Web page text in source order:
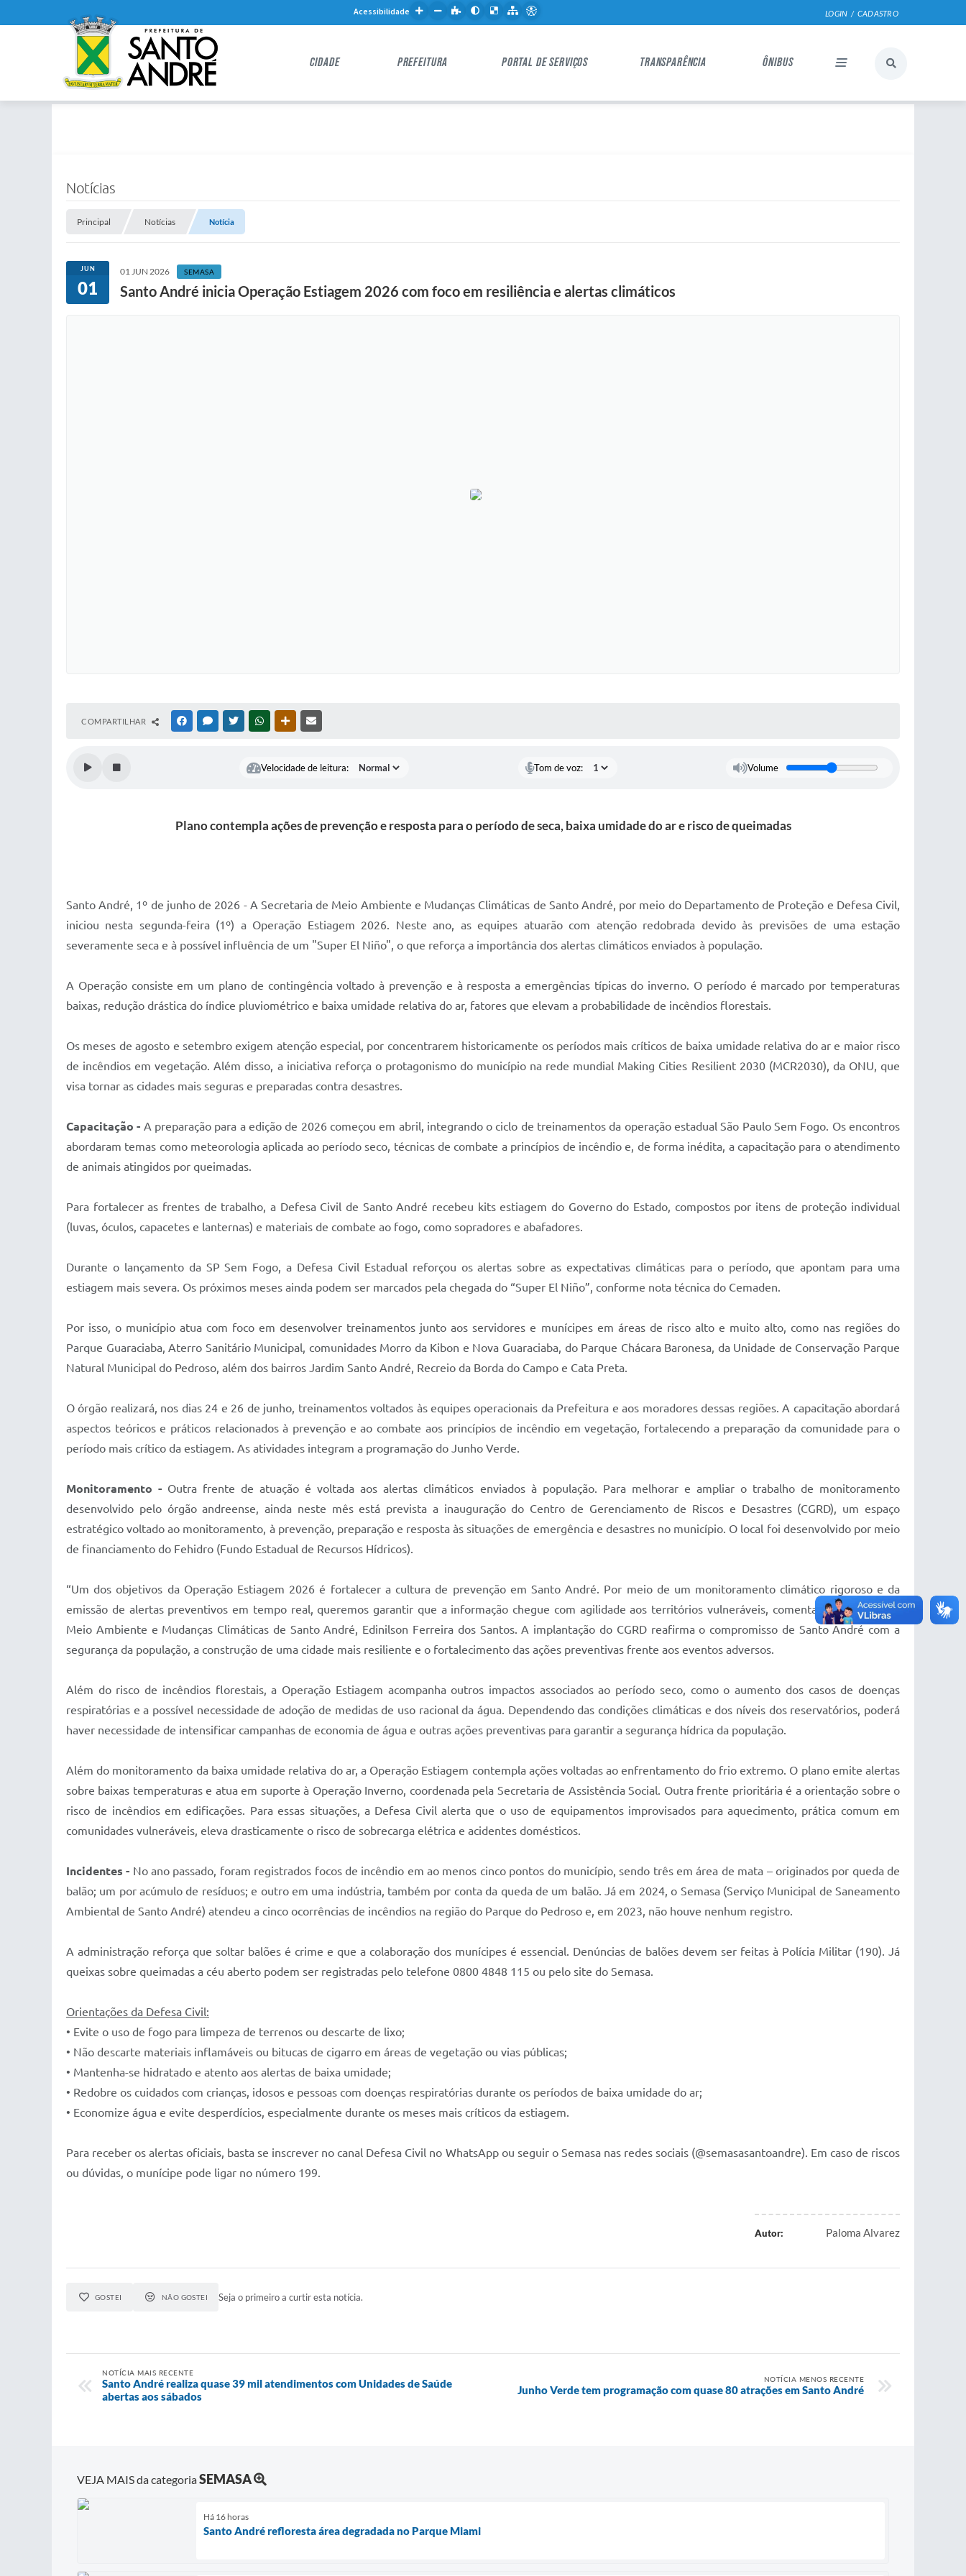
LOGIN / CADASTRO
Acessibilidade
CIDADE PREFEITURA PORTAL DE SERVIÇOS TRANSPARÊNCIA ÔNIBUS
Notícias
Principal Notícias Notícia
JUN
01
01 JUN 2026 SEMASA
Santo André inicia Operação Estiagem 2026 com foco em resiliência e alertas climáticos
COMPARTILHAR FACEBOOKMESSENGER
TWITTERWHATSAPPOUTRAS MÍDIAS
Velocidade de leitura: Tom de voz: Volume
Plano contempla ações de prevenção e resposta para o período de seca, baixa umidade do ar e risco de queimadas
Santo André, 1º de junho de 2026 - A Secretaria de Meio Ambiente e Mudanças Climáticas de Santo André, por meio do Departamento de Proteção e Defesa Civil,
iniciou nesta segunda-feira (1º) a Operação Estiagem 2026. Neste ano, as equipes atuarão com atenção redobrada devido às previsões de uma estação
severamente seca e à possível influência de um "Super El Niño", o que reforça a importância dos alertas climáticos enviados à população.
A Operação consiste em um plano de contingência voltado à prevenção e à resposta a emergências típicas do inverno. O período é marcado por temperaturas
baixas, redução drástica do índice pluviométrico e baixa umidade relativa do ar, fatores que elevam a probabilidade de incêndios florestais.
Os meses de agosto e setembro exigem atenção especial, por concentrarem historicamente os períodos mais críticos de baixa umidade relativa do ar e maior risco
de incêndios em vegetação. Além disso, a iniciativa reforça o protagonismo do município na rede mundial Making Cities Resilient 2030 (MCR2030), da ONU, que
visa tornar as cidades mais seguras e preparadas contra desastres.
Capacitação - A preparação para a edição de 2026 começou em abril, integrando o ciclo de treinamentos da operação estadual São Paulo Sem Fogo. Os encontros
abordaram temas como meteorologia aplicada ao período seco, técnicas de combate a princípios de incêndio e, de forma inédita, a capacitação para o atendimento
de animais atingidos por queimadas.
Para fortalecer as frentes de trabalho, a Defesa Civil de Santo André recebeu kits estiagem do Governo do Estado, compostos por itens de proteção individual
(luvas, óculos, capacetes e lanternas) e materiais de combate ao fogo, como sopradores e abafadores.
Durante o lançamento da SP Sem Fogo, a Defesa Civil Estadual reforçou os alertas sobre as expectativas climáticas para o período, que apontam para uma
estiagem mais severa. Os próximos meses ainda podem ser marcados pela chegada do “Super El Niño”, conforme nota técnica do Cemaden.
Por isso, o município atua com foco em desenvolver treinamentos junto aos servidores e munícipes em áreas de risco alto e muito alto, como nas regiões do
Parque Guaraciaba, Aterro Sanitário Municipal, comunidades Morro da Kibon e Nova Guaraciaba, do Parque Chácara Baronesa, da Unidade de Conservação Parque
Natural Municipal do Pedroso, além dos bairros Jardim Santo André, Recreio da Borda do Campo e Cata Preta.
O órgão realizará, nos dias 24 e 26 de junho, treinamentos voltados às equipes operacionais da Prefeitura e aos moradores dessas regiões. A capacitação abordará
aspectos teóricos e práticos relacionados à prevenção e ao combate aos princípios de incêndio em vegetação, fortalecendo a preparação da comunidade para o
período mais crítico da estiagem. As atividades integram a programação do Junho Verde.
Monitoramento - Outra frente de atuação é voltada aos alertas climáticos enviados à população. Para melhorar e ampliar o trabalho de monitoramento
desenvolvido pelo órgão andreense, ainda neste mês está prevista a inauguração do Centro de Gerenciamento de Riscos e Desastres (CGRD), um espaço
estratégico voltado ao monitoramento, à prevenção, preparação e resposta às situações de emergência e desastres no município. O local foi desenvolvido por meio
de financiamento do Fehidro (Fundo Estadual de Recursos Hídricos).
“Um dos objetivos da Operação Estiagem 2026 é fortalecer a cultura de prevenção em Santo André. Por meio de um monitoramento climático rigoroso e da
emissão de alertas preventivos em tempo real, queremos garantir que a informação chegue com agilidade aos territórios vulneráveis, comenta o secretário de
Meio Ambiente e Mudanças Climáticas de Santo André, Edinilson Ferreira dos Santos. A implantação do CGRD reafirma o compromisso de Santo André com a
segurança da população, a construção de uma cidade mais resiliente e o fortalecimento das ações preventivas frente aos eventos adversos.
Além do risco de incêndios florestais, a Operação Estiagem acompanha outros impactos associados ao período seco, como o aumento dos casos de doenças
respiratórias e a possível necessidade de adoção de medidas de uso racional da água. Dependendo das condições climáticas e dos níveis dos reservatórios, poderá
haver necessidade de intensificar campanhas de economia de água e outras ações preventivas para garantir a segurança hídrica da população.
Além do monitoramento da baixa umidade relativa do ar, a Operação Estiagem contempla ações voltadas ao enfrentamento do frio extremo. O plano emite alertas
sobre baixas temperaturas e atua em suporte à Operação Inverno, coordenada pela Secretaria de Assistência Social. Outra frente prioritária é a orientação sobre o
risco de incêndios em edificações. Para essas situações, a Defesa Civil alerta que o uso de equipamentos improvisados para aquecimento, prática comum em
comunidades vulneráveis, eleva drasticamente o risco de sobrecarga elétrica e acidentes domésticos.
Incidentes - No ano passado, foram registrados focos de incêndio em ao menos cinco pontos do município, sendo três em área de mata – originados por queda de
balão; um por acúmulo de resíduos; e outro em uma indústria, também por conta da queda de um balão. Já em 2024, o Semasa (Serviço Municipal de Saneamento
Ambiental de Santo André) atendeu a cinco ocorrências de incêndios na região do Parque do Pedroso e, em 2023, não houve nenhum registro.
A administração reforça que soltar balões é crime e que a colaboração dos munícipes é essencial. Denúncias de balões devem ser feitas à Polícia Militar (190). Já
queixas sobre queimadas a céu aberto podem ser registradas pelo telefone 0800 4848 115 ou pelo site do Semasa.
Orientações da Defesa Civil:
• Evite o uso de fogo para limpeza de terrenos ou descarte de lixo;
• Não descarte materiais inflamáveis ou bitucas de cigarro em áreas de vegetação ou vias públicas;
• Mantenha-se hidratado e atento aos alertas de baixa umidade;
• Redobre os cuidados com crianças, idosos e pessoas com doenças respiratórias durante os períodos de baixa umidade do ar;
• Economize água e evite desperdícios, especialmente durante os meses mais críticos da estiagem.
Para receber os alertas oficiais, basta se inscrever no canal Defesa Civil no WhatsApp ou seguir o Semasa nas redes sociais (@semasasantoandre). Em caso de riscos
ou dúvidas, o munícipe pode ligar no número 199.
Autor: Paloma Alvarez
GOSTEI NÃO GOSTEI Seja o primeiro a curtir esta notícia.
NOTÍCIA MAIS RECENTE
Santo André realiza quase 39 mil atendimentos com Unidades de Saúde
abertas aos sábados
NOTÍCIA MENOS RECENTE
Junho Verde tem programação com quase 80 atrações em Santo André
VEJA MAIS da categoriaSEMASA
Há 16 horas
Santo André refloresta área degradada no Parque Miami